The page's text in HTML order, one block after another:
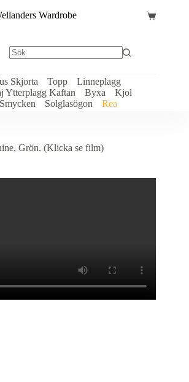
Wardrobe Varukorg
Skjorta Topp
Linneplagg
Ytterplagg Kaftan Byxa
Kjol
Smycken Solglasögon Rea
Grön. (Klicka se film)